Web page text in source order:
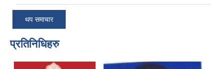
थप समाचार
प्रतिनिधिहरु